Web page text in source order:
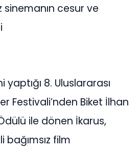
sinemanın cesur ve
8. Uluslararası
Festivali’nden Biket İlhan
ile dönen İkarus,
bağımsız film